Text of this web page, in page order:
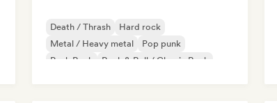
Death / Thrash
Hard rock
Metal / Heavy metal
Pop punk
Punk Rock
Rock & Roll / Classic Rock